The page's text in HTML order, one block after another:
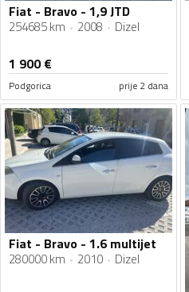
Fiat - Bravo - 1,9 JTD
254685 km 2008 Dizel
1 900€
Podgorica prije 2 dana
Fiat - Bravo - 1.6 multijet
280000 km 2010 Dizel